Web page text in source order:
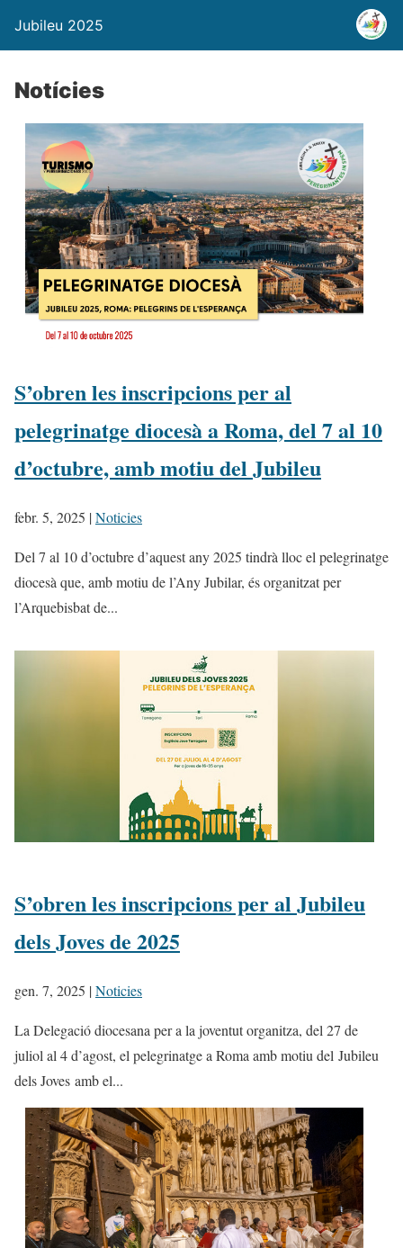
Jubileu 2025
Notícies
S’obren les inscripcions per al
pelegrinatge diocesà a Roma, del 7 al 10
d’octubre, amb motiu del Jubileu
febr. 5, 2025 |Noticies
Del 7 al 10 d’octubre d’aquest any 2025 tindrà lloc el pelegrinatge
diocesà que, amb motiu de l’Any Jubilar, és organitzat per
l’Arquebisbat de...
S’obren les inscripcions per al Jubileu
dels Joves de 2025
gen. 7, 2025 |Noticies
La Delegació diocesana per a la joventut organitza, del 27 de
juliol al 4 d’agost, el pelegrinatge a Roma amb motiu del Jubileu
dels Joves amb el...